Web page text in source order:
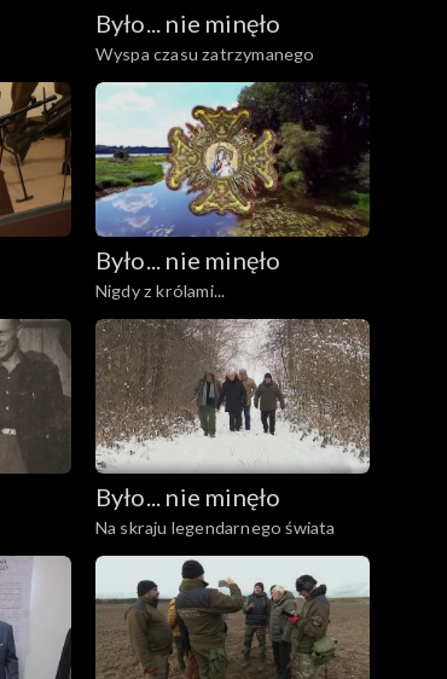
Było... nie minęło
Wyspa czasu zatrzymanego
Było... nie minęło
Nigdy z królami...
Było... nie minęło
Na skraju legendarnego świata